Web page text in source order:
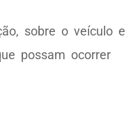
sobre o veículo e
possam ocorrer